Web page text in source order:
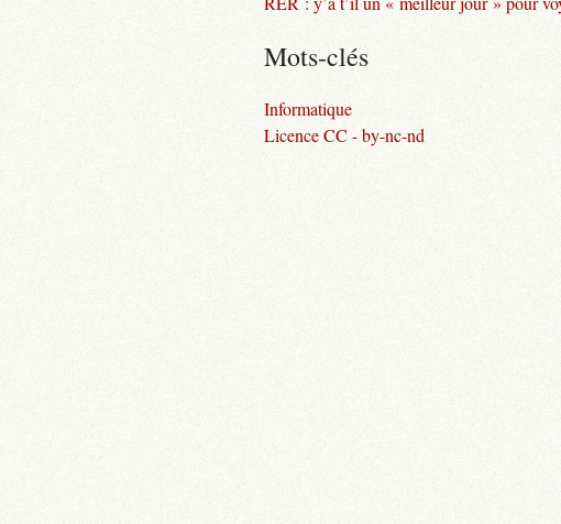
Mots-clés
Informatique
Licence CC - by-nc-nd